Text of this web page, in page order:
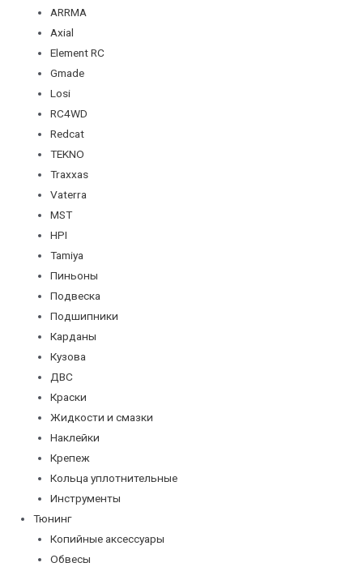
ARRMA
Axial
Element RC
Gmade
Losi
RC4WD
Redcat
TEKNO
Traxxas
Vaterra
MST
HPI
Tamiya
Пиньоны
Подвеска
Подшипники
Карданы
Кузова
ДВС
Краски
Жидкости и смазки
Наклейки
Крепеж
Кольца уплотнительные
Инструменты
Тюнинг
Копийные аксессуары
Обвесы